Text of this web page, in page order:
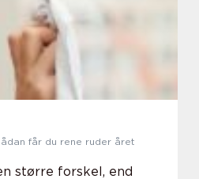
større forskel, end